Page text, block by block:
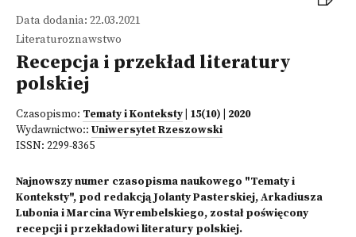
Data dodania: 22.03.2021
Literaturoznawstwo
Recepcja i przekład literatury
polskiej
Czasopismo: Tematy i Konteksty| 15(10) | 2020
Wydawnictwo:: Uniwersytet Rzeszowski
ISSN: 2299-8365
Najnowszy numer czasopisma naukowego "Tematy i
Konteksty", pod redakcją Jolanty Pasterskiej, Arkadiusza
Lubonia i Marcina Wyrembelskiego, został poświęcony
recepcji i przekładowi literatury polskiej.